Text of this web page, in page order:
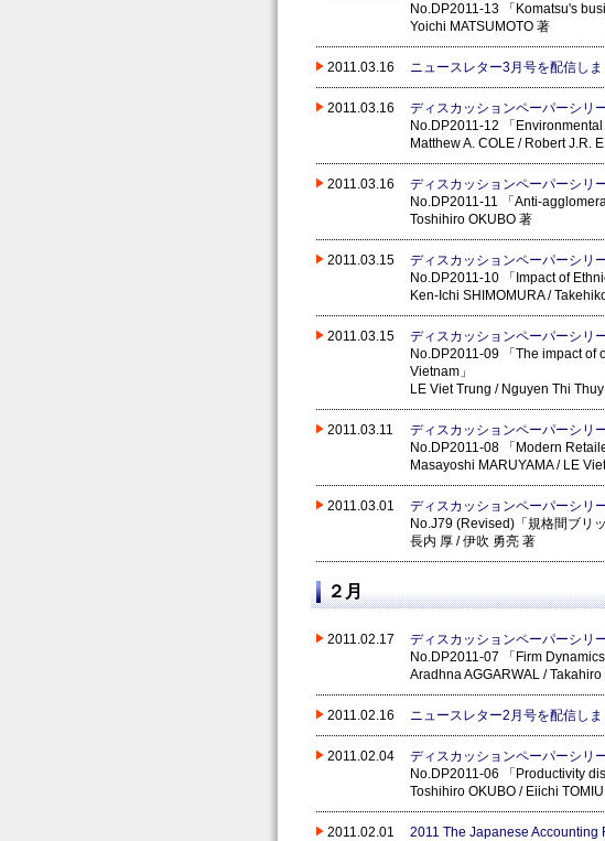
No.DP2011-13 「Komatsu's
Yoichi MATSUMOTO 著
2011.03.16 ニュースレター3月号を配信しま
2011.03.16
ディスカッションペーパーシリ
No.DP2011-12 「Environmental
Matthew A. COLE / Robert J.R.
2011.03.16
ディスカッションペーパーシリ
No.DP2011-11 「Anti-
Toshihiro OKUBO 著
2011.03.15
ディスカッションペーパーシリ
No.DP2011-10 「Impact of
Ken-Ichi SHIMOMURA /
2011.03.15
ディスカッションペーパーシリ
No.DP2011-09 「The impact
Vietnam」
LE Viet Trung / Nguyen Thi
2011.03.11
ディスカッションペーパーシリ
No.DP2011-08 「Modern
Masayoshi MARUYAMA / LE
2011.03.01
ディスカッションペーパーシリ
No.J79 (Revised)「規格間ブリ
長内 厚 / 伊吹 勇亮 著
２月
2011.02.17
ディスカッションペーパーシリ
No.DP2011-07 「Firm
Aradhna AGGARWAL / Takahiro
2011.02.16 ニュースレター2月号を配信しま
2011.02.04
ディスカッションペーパーシリ
No.DP2011-06 「Productivity
Toshihiro OKUBO / Eiichi
2011.02.01 2011 The Japanese Accounting